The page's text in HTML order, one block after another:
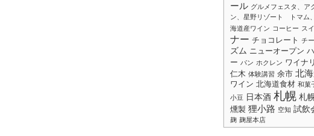
ール グルメフェスタ、ア
ン、星野リゾート トマム
海道産ワイン コーヒー ス
ナー チョコレート チ
ズム ニューオープン
ー パン ホクレン ワイナ
仁木 体験講習 余市 北
ワイン 北海道食材 和菓
小豆 日本酒 札幌 札
燻製 狸小路 空知 試飲
麹 麹屋本店